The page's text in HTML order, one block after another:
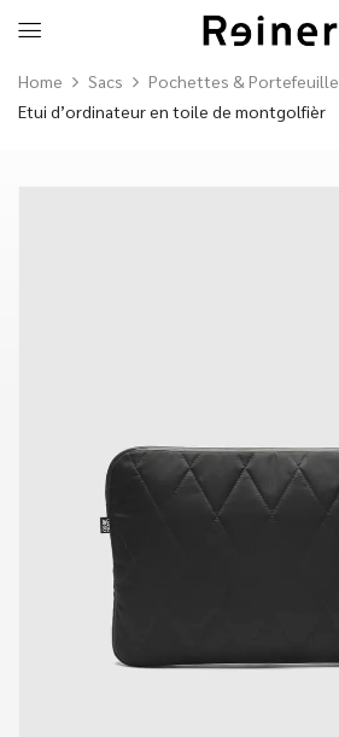
Home Sacs
Pochettes & Portefeuille
Etui d’ordinateur en toile de montgolfièr